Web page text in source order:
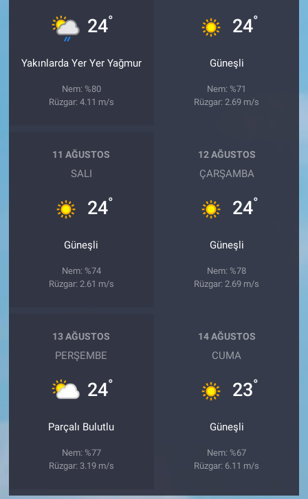
24°
Yakınlarda Yer Yer Yağmur
Nem: %80
Rüzgar: 4.11 m/s
24°
Güneşli
Nem: %71
Rüzgar: 2.69 m/s
11 AĞUSTOS
SALI
24°
Güneşli
Nem: %74
Rüzgar: 2.61 m/s
12 AĞUSTOS
ÇARŞAMBA
24°
Güneşli
Nem: %78
Rüzgar: 2.69 m/s
13 AĞUSTOS
PERŞEMBE
24°
Parçalı Bulutlu
Nem: %77
Rüzgar: 3.19 m/s
14 AĞUSTOS
CUMA
23°
Güneşli
Nem: %67
Rüzgar: 6.11 m/s